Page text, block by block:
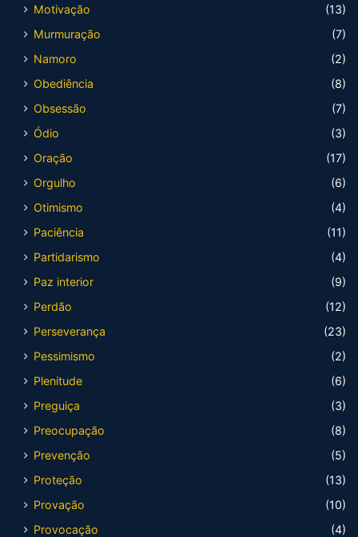
Motivação
(13)
Murmuração
(7)
Namoro
(2)
Obediência
(8)
Obsessão
(7)
Ódio
(3)
Oração
(17)
Orgulho
(6)
Otimismo
(4)
Paciência
(11)
Partidarismo
(4)
Paz interior
(9)
Perdão
(12)
Perseverança
(23)
Pessimismo
(2)
Plenitude
(6)
Preguiça
(3)
Preocupação
(8)
Prevenção
(5)
Proteção
(13)
Provação
(10)
Provocação
(4)